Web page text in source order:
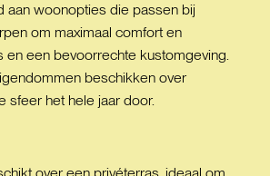
aan woonopties die passen bij
om maximaal comfort en
en een bevoorrechte kustomgeving.
beschikken over
sfeer het hele jaar door.